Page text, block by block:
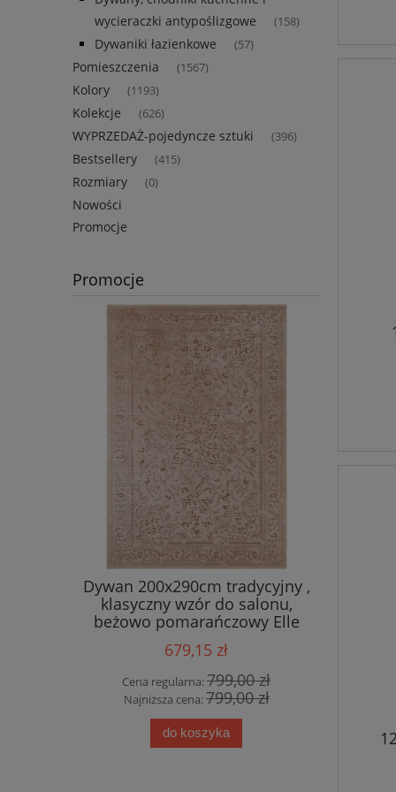
wycieraczki antypoślizgowe
(158)
Dywaniki łazienkowe (57)
Pomieszczenia (1567)
Kolory (1193)
Kolekcje (626)
WYPRZEDAŻ-pojedyncze sztuki (396)
Bestsellery (415)
Rozmiary (0)
Nowości
Promocje
Promocje
Dywan 200x290cm tradycyjny ,
klasyczny wzór do salonu,
beżowo pomarańczowy Elle
Decor Machasi
679,15 zł
Cena regularna:799,00 zł
Najniższa cena:799,00 zł
do koszyka